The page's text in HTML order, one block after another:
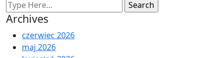
Archives
czerwiec 2026
maj 2026